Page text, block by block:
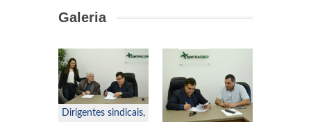
Galeria
Dirigentes sindicais,